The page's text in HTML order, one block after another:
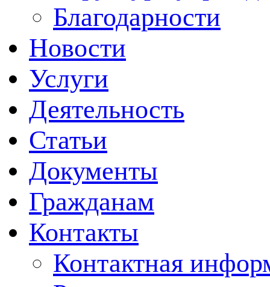
Благодарности
Новости
Услуги
Деятельность
Статьи
Документы
Гражданам
Контакты
Контактная